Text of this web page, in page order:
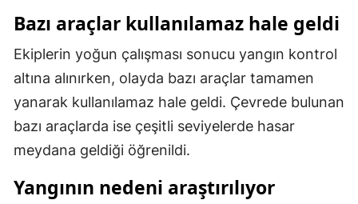
Konya
Kütahya
Malatya
Manisa
Kahramanmaraş
Bazı araçlar kullanılamaz hale geldi
Ekiplerin yoğun çalışması sonucu yangın kontrol
altına alınırken, olayda bazı araçlar tamamen
yanarak kullanılamaz hale geldi. Çevrede bulunan
bazı araçlarda ise çeşitli seviyelerde hasar
meydana geldiği öğrenildi.
Yangının nedeni araştırılıyor